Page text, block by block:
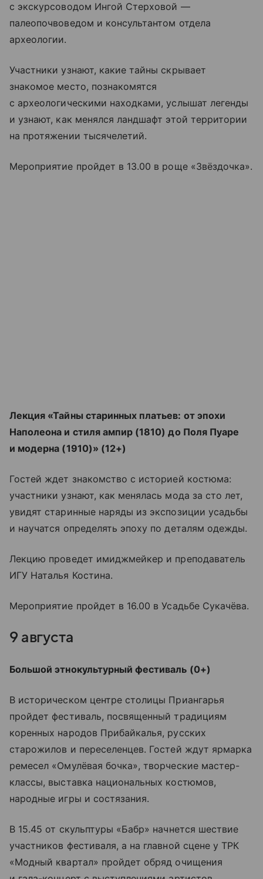
с экскурсоводом Ингой Стерховой —
палеопочвоведом и консультантом отдела
археологии.
Участники узнают, какие тайны скрывает
знакомое место, познакомятся
с археологическими находками, услышат легенды
и узнают, как менялся ландшафт этой территории
на протяжении тысячелетий.
Мероприятие пройдет в 13.00 в роще «Звёздочка».
Лекция «Тайны старинных платьев: от эпохи
Наполеона и стиля ампир (1810) до Поля Пуаре
и модерна (1910)» (12+)
Гостей ждет знакомство с историей костюма:
участники узнают, как менялась мода за сто лет,
увидят старинные наряды из экспозиции усадьбы
и научатся определять эпоху по деталям одежды.
Лекцию проведет имиджмейкер и преподаватель
ИГУ Наталья Костина.
Мероприятие пройдет в 16.00 в Усадьбе Сукачёва.
9 августа
Большой этнокультурный фестиваль (0+)
В историческом центре столицы Приангарья
пройдет фестиваль, посвященный традициям
коренных народов Прибайкалья, русских
старожилов и переселенцев. Гостей ждут ярмарка
ремесел «Омулёвая бочка», творческие мастер-
классы, выставка национальных костюмов,
народные игры и состязания.
В 15.45 от скульптуры «Бабр» начнется шествие
участников фестиваля, а на главной сцене у ТРК
«Модный квартал» пройдет обряд очищения